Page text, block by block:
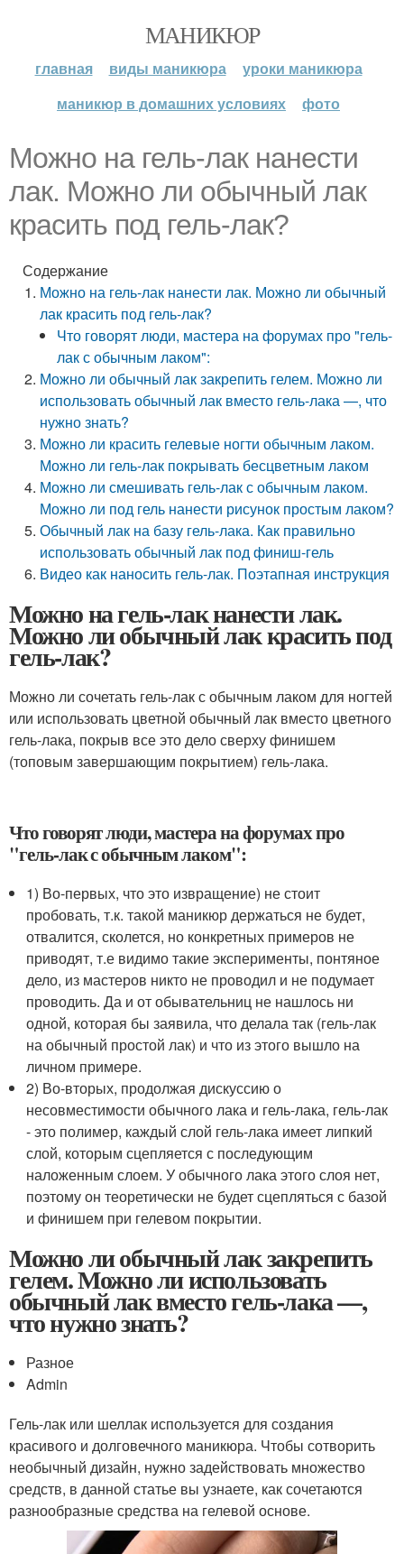
МАНИКЮР
главная виды маникюра
уроки маникюра
маникюр в домашних условиях
фото
Можно на гель-лак нанести
лак. Можно ли обычный лак
красить под гель-лак?
Содержание
Можно на гель-лак нанести лак. Можно ли обычный
лак красить под гель-лак?
Что говорят люди, мастера на форумах про "гель-
лак с обычным лаком":
Можно ли обычный лак закрепить гелем. Можно ли
использовать обычный лак вместо гель-лака —, что
нужно знать?
Можно ли красить гелевые ногти обычным лаком.
Можно ли гель-лак покрывать бесцветным лаком
Можно ли смешивать гель-лак с обычным лаком.
Можно ли под гель нанести рисунок простым лаком?
Обычный лак на базу гель-лака. Как правильно
использовать обычный лак под финиш-гель
Видео как наносить гель-лак. Поэтапная инструкция
Можно на гель-лак нанести лак.
Можно ли обычный лак красить под
гель-лак?
Можно ли сочетать гель-лак с обычным лаком для ногтей
или использовать цветной обычный лак вместо цветного
гель-лака, покрыв все это дело сверху финишем
(топовым завершающим покрытием) гель-лака.
Что говорят люди, мастера на форумах про
"гель-лак с обычным лаком":
1) Во-первых, что это извращение) не стоит
пробовать, т.к. такой маникюр держаться не будет,
отвалится, сколется, но конкретных примеров не
приводят, т.е видимо такие эксперименты, понтяное
дело, из мастеров никто не проводил и не подумает
проводить. Да и от обывательниц не нашлось ни
одной, которая бы заявила, что делала так (гель-лак
на обычный простой лак) и что из этого вышло на
личном примере.
2) Во-вторых, продолжая дискуссию о
несовместимости обычного лака и гель-лака, гель-лак
- это полимер, каждый слой гель-лака имеет липкий
слой, которым сцепляется с последующим
наложенным слоем. У обычного лака этого слоя нет,
поэтому он теоретически не будет сцепляться с базой
и финишем при гелевом покрытии.
Можно ли обычный лак закрепить
гелем. Можно ли использовать
обычный лак вместо гель-лака —,
что нужно знать?
Разное
Admin
Гель-лак или шеллак используется для создания
красивого и долговечного маникюра. Чтобы сотворить
необычный дизайн, нужно задействовать множество
средств, в данной статье вы узнаете, как сочетаются
разнообразные средства на гелевой основе.